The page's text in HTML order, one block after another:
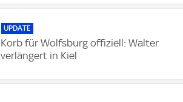
UPDATE
Korb für Wolfsburg offiziell: Walter
verlängert in Kiel